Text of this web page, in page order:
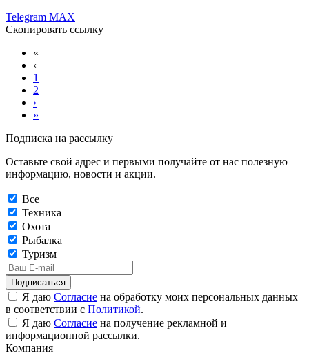
Telegram MAX
Скопировать ссылку
«
‹
1
2
›
»
Подписка на рассылку
Оставьте свой адрес и первыми получайте от нас полезную
информацию, новости и акции.
Все
Техника
Охота
Рыбалка
Туризм
Подписаться
Я даю Согласие на обработку моих персональных данных
в соответствии с Политикой.
Я даю Согласие на получение рекламной и
информационной рассылки.
Компания